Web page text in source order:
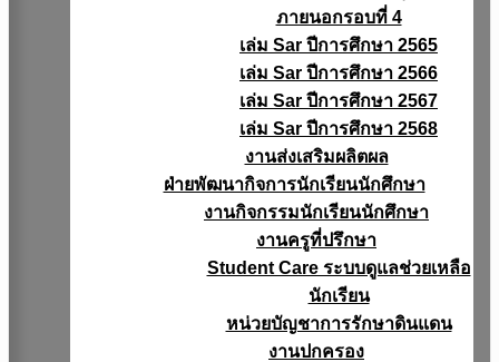
ภายนอกรอบที่ 4
เล่ม Sar ปีการศึกษา 2565
เล่ม Sar ปีการศึกษา 2566
เล่ม Sar ปีการศึกษา 2567
เล่ม Sar ปีการศึกษา 2568
งานส่งเสริมผลิตผล
ฝ่ายพัฒนากิจการนักเรียนนักศึกษา
งานกิจกรรมนักเรียนนักศึกษา
งานครูที่ปรึกษา
Student Care ระบบดูแลช่วยเหลือ
นักเรียน
หน่วยบัญชาการรักษาดินแดน
งานปกครอง